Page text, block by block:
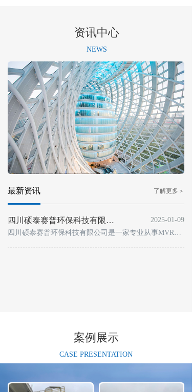
资讯中心
NEWS
最新资讯 了解更多＞
四川硕泰赛普环保科技有限公司简介
2025-01-09
四川硕泰赛普环保科技有限公司是一家专业从事MVR蒸发(浓缩)结晶技术、多效蒸发(浓缩)技术研发及制造企业。长期以来，我们与国内专注于蒸发结晶的科研院所、高校及工程公司保持着紧密的合作关系，其中包括中机
案例展示
CASE PRESENTATION